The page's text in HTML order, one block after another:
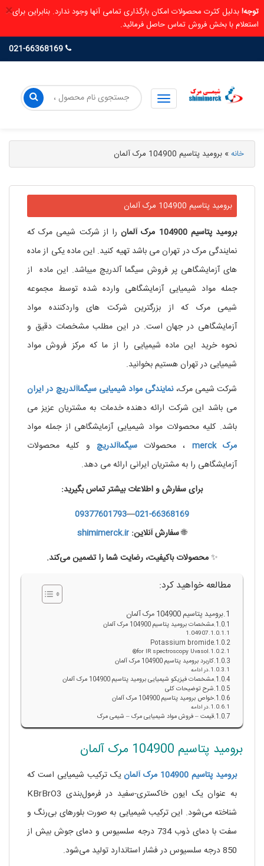
× توجه!بدلیل کثرت محصولات امکان بارگذاری تمامی آنها وجود ندارد. بنابراین برای
استعلام با بخش فروش تماس حاصل فرمائید.
خانه» برومید پتاسیم 104900 مرک آلمان
برومید پتاسیم 104900 مرک آلمان
برومید پتاسیم 104900 مرک آلمانرا از شرکت شیمی مرک که
نمایندگی مرک در تهران می باشد تهیه کنید. این ماده یکی از ماده
های آزمایشگاهی پر فروش سیگما آلدریچ میباشد. این ماده از
جمله مواد شیمیایی آزمایشگاهی وارده شده توسط مجموعه
شیمی مرک که از بزرگترین شرکت های واردکننده مواد
آزمایشگاهی در جهان است. در این مطلب مشخصات دقیق و
نحوه خرید این ماده شیمیایی را از ما که مرکز فروش مواد
شیمیایی در تهران هستیم بخوانید.
شرکت شیمی مرک،نمایندگی موادشیمیایی سیگماآلدریچ در ایران
می باشد این شرکت ارائه دهنده خدمات به مشتریان عزیز می
باشد. کلیه محصولات مواد شیمیایی آزمایشگاهی از جمله مواد
مرک merck ، محصولاتسیگماآلدریچ و کلیه محصولات
آزمایشگاهی را به مشتریان ایرانی ارائه می دهد.
برای سفارش و اطلاعات بیشتر تماس بگیرید:
021-66368169
—
09377601793
🌐سفارش آنلاین: shimimerck.ir
✨محصولات باکیفیت، رضایت شما را تضمین می‌کند.
مطالعه خواهید کرد:
برومید پتاسیم 104900 مرک آلمان
مشخصات برومید پتاسیم 104900 مرک آلمان
1.04907
Potassium bromide
for IR spectroscopy Uvasol®
کاربرد برومید پتاسیم 104900 مرک آلمان
در ادامه
مشخصات فیزیکو شیمیایی برومید پتاسیم 104900 مرک آلمان
شرح توضیحات کلی
خواص برومید پتاسیم 104900 مرک آلمان
در ادامه
قیمت – فروش مواد شیمیایی مرک – شیمی مرک
برومید پتاسیم 104900 مرک آلمان
برومید پتاسیم 104900 مرک آلمانیک ترکیب شیمیایی است که
به عنوان یک ایون خاکستری-سفید در فرمول‌بندی KBrBrO3
شناخته می‌شود. این ترکیب شیمیایی به صورت بلورهای بی‌رنگ و
سفت با دمای ذوب 734 درجه سلسیوس و دمای جوش بیش از
850 درجه سلسیوس در فشار استاندارد تولید می‌شود.